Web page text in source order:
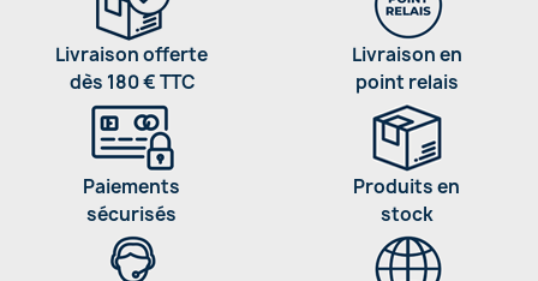
Livraison offerte
dès 180 € TTC
Livraison en
point relais
Paiements
sécurisés
Produits en
stock